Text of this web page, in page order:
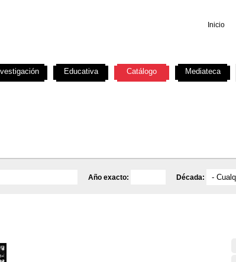
Inicio
Año exacto: Década:
Educativa Catálogo Mediateca